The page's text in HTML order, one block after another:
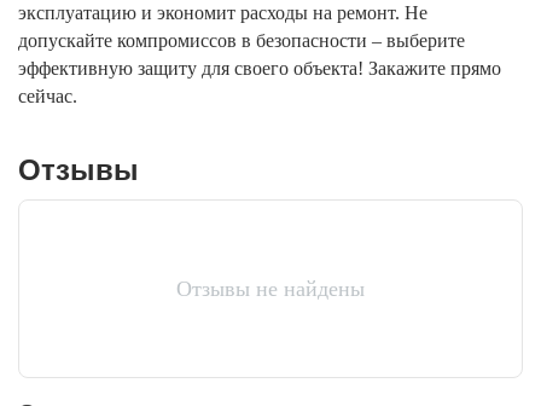
эксплуатацию и экономит расходы на ремонт. Не
допускайте компромиссов в безопасности – выберите
эффективную защиту для своего объекта! Закажите прямо
сейчас.
Отзывы
Отзывы не найдены